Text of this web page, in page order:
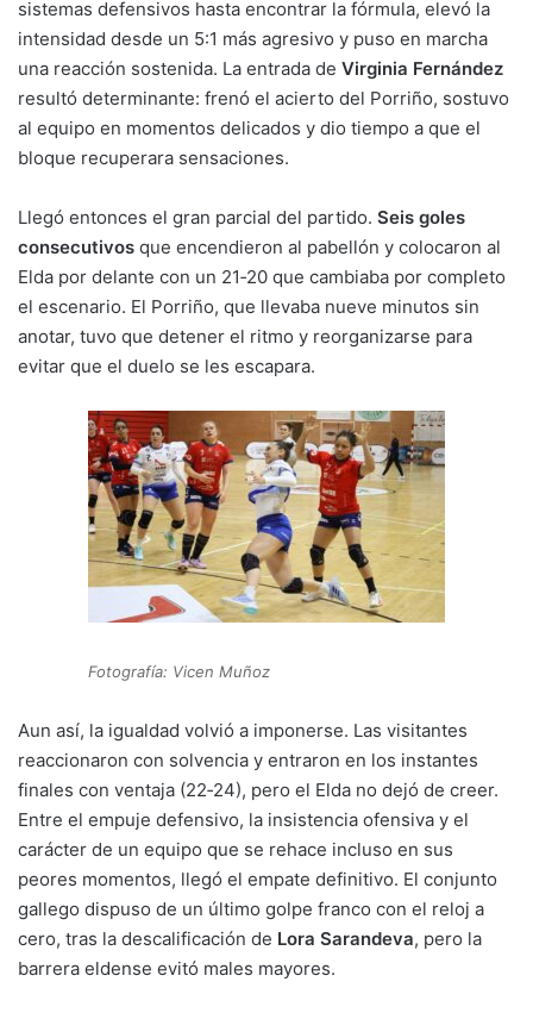
sistemas defensivos hasta encontrar la fórmula, elevó la
intensidad desde un 5:1 más agresivo y puso en marcha
una reacción sostenida. La entrada de Virginia Fernández
resultó determinante: frenó el acierto del Porriño, sostuvo
al equipo en momentos delicados y dio tiempo a que el
bloque recuperara sensaciones.
Llegó entonces el gran parcial del partido. Seis goles
consecutivos que encendieron al pabellón y colocaron al
Elda por delante con un 21‑20 que cambiaba por completo
el escenario. El Porriño, que llevaba nueve minutos sin
anotar, tuvo que detener el ritmo y reorganizarse para
evitar que el duelo se les escapara.
Fotografía: Vicen Muñoz
Aun así, la igualdad volvió a imponerse. Las visitantes
reaccionaron con solvencia y entraron en los instantes
finales con ventaja (22‑24), pero el Elda no dejó de creer.
Entre el empuje defensivo, la insistencia ofensiva y el
carácter de un equipo que se rehace incluso en sus
peores momentos, llegó el empate definitivo. El conjunto
gallego dispuso de un último golpe franco con el reloj a
cero, tras la descalificación de Lora Sarandeva, pero la
barrera eldense evitó males mayores.